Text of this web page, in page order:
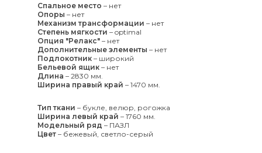
Спальное место – нет
Опоры – нет
Механизм трансформации – нет
Степень мягкости – optimal
Опция "Релакс" – нет
Дополнительные элементы – нет
Подлокотник – широкий
Бельевой ящик – нет
Длина – 2830 мм.
Ширина правый край – 1470 мм.
Тип ткани – букле, велюр, рогожка
Ширина левый край – 1760 мм.
Модельный ряд – ПАЗЛ
Цвет – бежевый, светло-серый